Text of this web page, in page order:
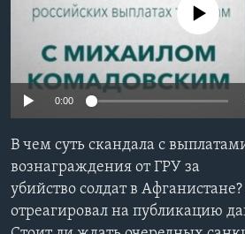
СОЦИАЛЬНЫЕ СЕТИ
Языки
No media source
0:00
В чем суть скандала с
вознаграждения от ГРУ за
убийство солдат в
отреагировал на публикацию